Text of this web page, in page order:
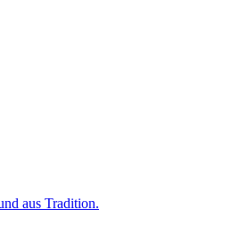
aus Tradition.